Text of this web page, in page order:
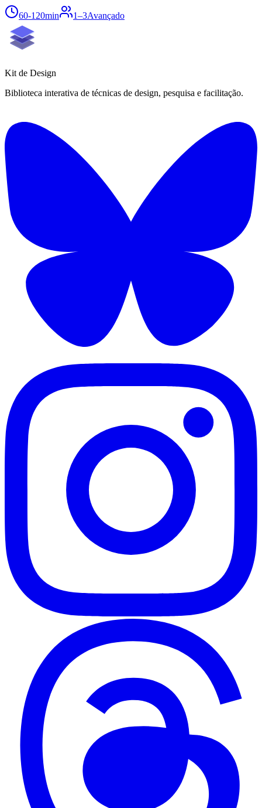
60-120min 1–3Avançado
Kit de Design
Biblioteca interativa de técnicas de design, pesquisa e facilitação.